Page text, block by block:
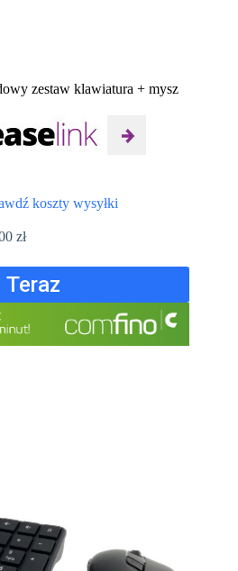
zestaw klawiatura + mysz
koszty wysyłki
zł
Teraz